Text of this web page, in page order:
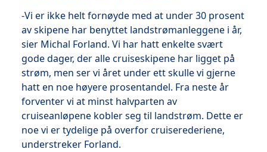
-Vi er ikke helt fornøyde med at under 30 prosent
av skipene har benyttet landstrømanleggene i år,
sier Michal Forland. Vi har hatt enkelte svært
gode dager, der alle cruiseskipene har ligget på
strøm, men ser vi året under ett skulle vi gjerne
hatt en noe høyere prosentandel. Fra neste år
forventer vi at minst halvparten av
cruiseanløpene kobler seg til landstrøm. Dette er
noe vi er tydelige på overfor cruiserederiene,
understreker Forland.